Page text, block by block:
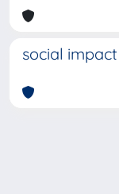
social impact